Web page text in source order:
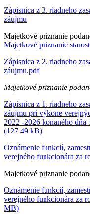
Zápisnica z 3. riadneho
záujmu
Majetkové priznanie
Majetkové priznanie
Zápisnica z 2. riadneho
záujmu.pdf
Majetkové priznanie
Zápisnica z 1. riadneho
záujmu pri výkone
2022 -2026 konaného
(127.49 kB)
Oznámenie funkcií,
verejného funkcionára za
Majetkové priznanie
Oznámenie funkcií,
verejného funkcionára za
MB)